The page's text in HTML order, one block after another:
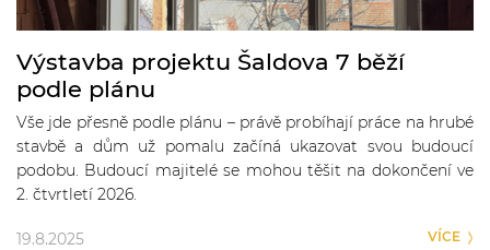
Výstavba projektu Šaldova 7 běží
podle plánu
Vše jde přesně podle plánu – právě probíhají práce na hrubé
stavbě a dům už pomalu začíná ukazovat svou budoucí
podobu. Budoucí majitelé se mohou těšit na dokončení ve
2. čtvrtletí 2026.
19.8.2025 VÍCE